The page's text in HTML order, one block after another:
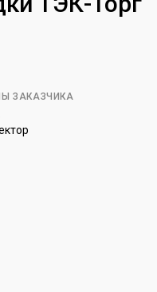
ЗАКАЗЧИКА